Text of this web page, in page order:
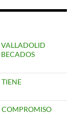
VALLADOLID
COMPROMISO